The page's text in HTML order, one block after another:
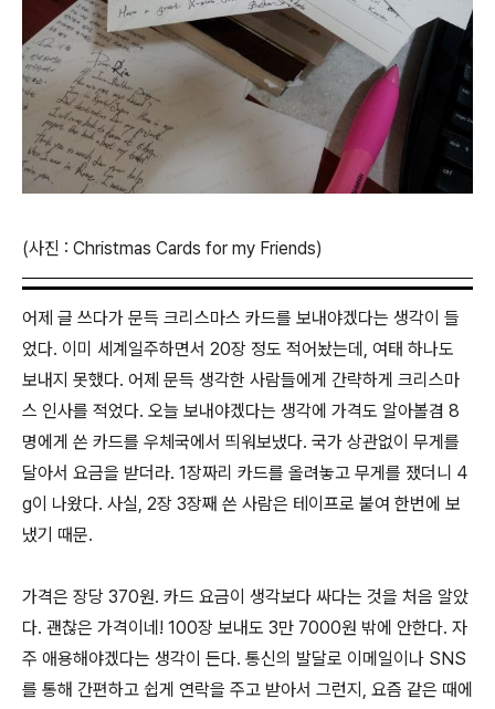
(사진 : Christmas Cards for my Friends)
어제 글 쓰다가 문득 크리스마스 카드를 보내야겠다는 생각이 들
었다. 이미 세계일주하면서 20장 정도 적어놨는데, 여태 하나도
보내지 못했다. 어제 문득 생각한 사람들에게 간략하게 크리스마
스 인사를 적었다. 오늘 보내야겠다는 생각에 가격도 알아볼겸 8
명에게 쓴 카드를 우체국에서 띄워보냈다. 국가 상관없이 무게를
달아서 요금을 받더라. 1장짜리 카드를 올려놓고 무게를 쟀더니 4
g이 나왔다. 사실, 2장 3장째 쓴 사람은 테이프로 붙여 한번에 보
냈기 때문.
가격은 장당 370원. 카드 요금이 생각보다 싸다는 것을 처음 알았
다. 괜찮은 가격이네! 100장 보내도 3만 7000원 밖에 안한다. 자
주 애용해야겠다는 생각이 든다. 통신의 발달로 이메일이나 SNS
를 통해 간편하고 쉽게 연락을 주고 받아서 그런지, 요즘 같은 때에